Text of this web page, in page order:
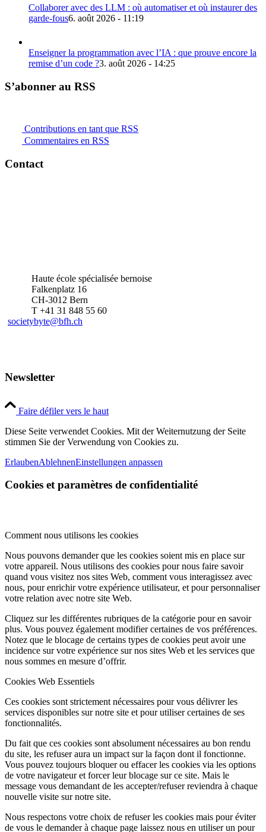
Collaborer avec des LLM : où automatiser et où instaurer des
garde-fous6. août 2026 - 11:19
Enseigner la programmation avec l’IA : que prouve encore la
remise d’un code ?3. août 2026 - 14:25
S’abonner au RSS
Contributions en tant que RSS
Commentaires en RSS
Contact
Haute école spécialisée bernoise
Falkenplatz 16
CH-3012 Bern
T +41 31 848 55 60
societybyte@bfh.ch
Newsletter
Faire défiler vers le haut
Diese Seite verwendet Cookies. Mit der Weiternutzung der Seite
stimmen Sie der Verwendung von Cookies zu.
ErlaubenAblehnenEinstellungen anpassen
Cookies et paramètres de confidentialité
Comment nous utilisons les cookies
Nous pouvons demander que les cookies soient mis en place sur
votre appareil. Nous utilisons des cookies pour nous faire savoir
quand vous visitez nos sites Web, comment vous interagissez avec
nous, pour enrichir votre expérience utilisateur, et pour personnaliser
votre relation avec notre site Web.
Cliquez sur les différentes rubriques de la catégorie pour en savoir
plus. Vous pouvez également modifier certaines de vos préférences.
Notez que le blocage de certains types de cookies peut avoir une
incidence sur votre expérience sur nos sites Web et les services que
nous sommes en mesure d’offrir.
Cookies Web Essentiels
Ces cookies sont strictement nécessaires pour vous délivrer les
services disponibles sur notre site et pour utiliser certaines de ses
fonctionnalités.
Du fait que ces cookies sont absolument nécessaires au bon rendu
du site, les refuser aura un impact sur la façon dont il fonctionne.
Vous pouvez toujours bloquer ou effacer les cookies via les options
de votre navigateur et forcer leur blocage sur ce site. Mais le
message vous demandant de les accepter/refuser reviendra à chaque
nouvelle visite sur notre site.
Nous respectons votre choix de refuser les cookies mais pour éviter
de vous le demander à chaque page laissez nous en utiliser un pour